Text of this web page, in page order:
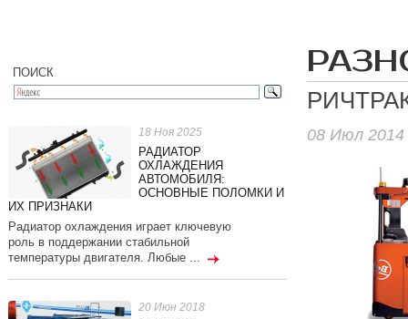
08 Июл 2014
ПОИСК
18 Ноя 2025
РАДИАТОР
ОХЛАЖДЕНИЯ
АВТОМОБИЛЯ:
ОСНОВНЫЕ ПОЛОМКИ И
ИХ ПРИЗНАКИ
Радиатор охлаждения играет ключевую
роль в поддержании стабильной
температуры двигателя. Любые ...
20 Июн 2018